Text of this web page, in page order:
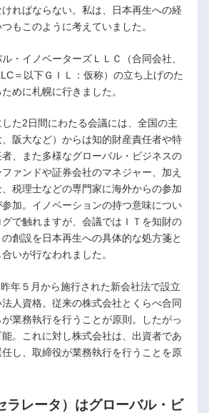
ればならない。私は、日本再生への経
もこのように考えていました。
・イノベーターズＬＬＣ（合同会社、
＝以下ＧＩＬ：仮称）の立ち上げのた
めに札幌に行きました。
た2日間にわたる会議には、全国の主
阪大など）からは知的財産責任者や特
、また多様なグローバル・ビジネスの
ァンドや証券会社のマネジャー、加え
税理士などの専門家に海外からの参加
加。イノベーションの持つ意味につい
で触れますが、会議ではＩＴを知財の
創設を日本再生への具体的な処方箋と
いが行なわれました。
年５月から施行された新会社法で設立
人資格。従来の株式会社とくらべ合同
業務執行を行うことが原則。したがっ
。これに対し株式会社は、出資者であ
し、取締役が業務執行を行うことを原
ラレータ）はグローバル・ビ